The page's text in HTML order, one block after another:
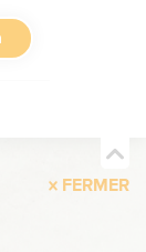
FERMER